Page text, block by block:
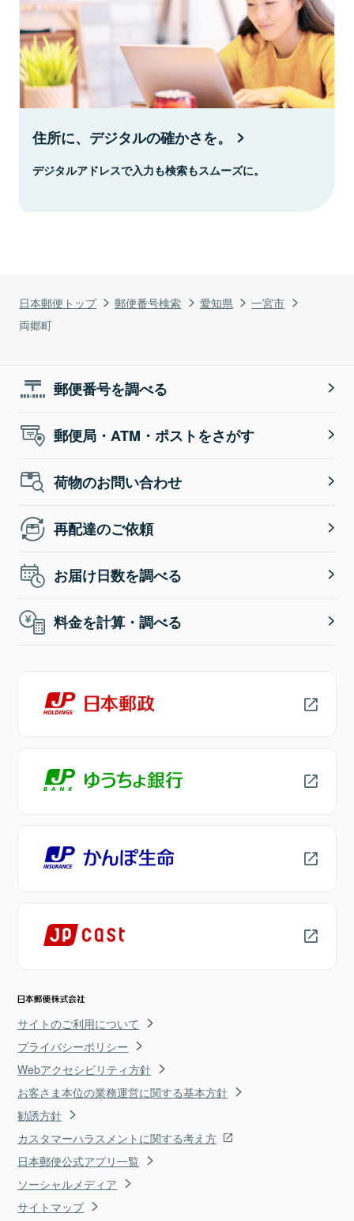
日本郵便トップ 郵便番号検索 愛知県
一宮市
両郷町
住所に、デジタルの確かさを。
デジタルアドレスで入力も検索もスムーズに。
郵便番号を調べる
郵便局・ATM・ポストをさがす
荷物のお問い合わせ
再配達のご依頼
お届け日数を調べる
料金を計算・調べる
サイトのご利用について
プライバシーポリシー
Webアクセシビリティ方針
お客さま本位の業務運営に関する基本方針
勧誘方針
カスタマーハラスメントに関する考え方
日本郵便公式アプリ一覧
ソーシャルメディア
サイトマップ